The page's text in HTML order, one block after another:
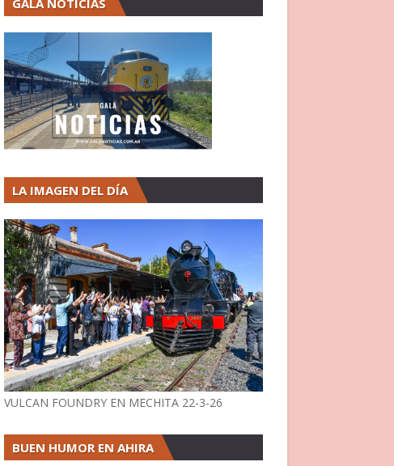
GALA NOTICIAS
LA IMAGEN DEL DÍA
VULCAN FOUNDRY EN MECHITA 22-3-26
BUEN HUMOR EN AHIRA